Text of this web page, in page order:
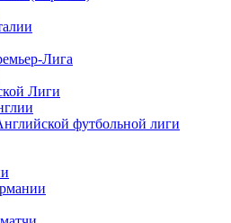
Лига
Лиги
футбольной лиги